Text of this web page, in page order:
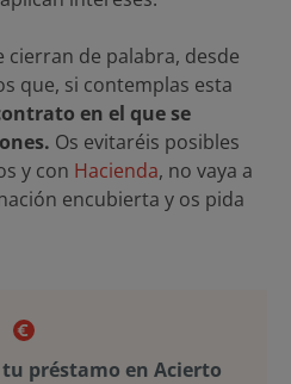
de palabra, desde
que, si contemplas esta
en el que se
Os evitaréis posibles
y con Hacienda, no vaya a
encubierta y os pida
préstamo en Acierto